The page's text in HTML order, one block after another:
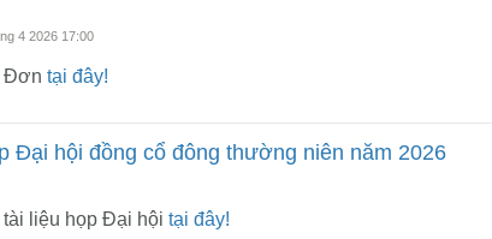
4 2026 17:00
Đơn tại đây!
Đại hội đồng cổ đông thường niên năm 2026
tài liệu họp Đại hội tại đây!